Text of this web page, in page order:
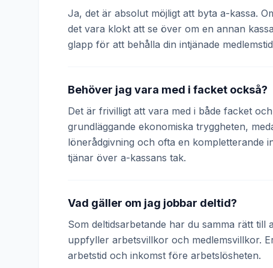
Ja, det är absolut möjligt att byta a-kassa.
det vara klokt att se över om en annan
glapp för att behålla din intjänade
Behöver jag vara med i facket också?
Det är frivilligt att vara med i både facket
grundläggande ekonomiska tryggheten,
lönerådgivning och ofta en kompletterande
tjänar över a-kassans tak.
Vad gäller om jag jobbar deltid?
Som deltidsarbetande har du samma rätt
uppfyller arbetsvillkor och medlemsvillkor.
arbetstid och inkomst före arbetslösheten.